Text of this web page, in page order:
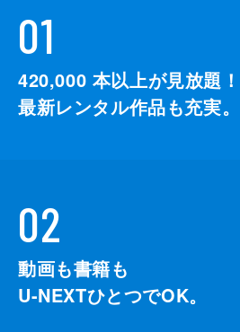
01
420,000 本以上が見放題！
最新レンタル作品も充実。
02
動画も書籍も
U-NEXTひとつでOK。